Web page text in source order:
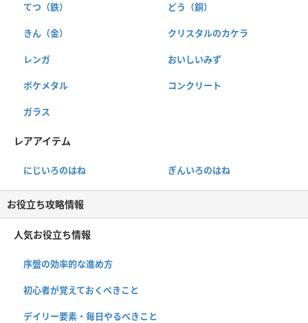
てつ（鉄） どう（銅）
きん（金） クリスタルのカケラ
レンガ おいしいみず
ポケメタル コンクリート
ガラス
レアアイテム
にじいろのはね ぎんいろのはね
お役立ち攻略情報
人気お役立ち情報
序盤の効率的な進め方
初心者が覚えておくべきこと
デイリー要素・毎日やるべきこと